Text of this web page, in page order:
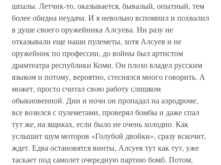
шпалы. Летчик-то, оказывается, бывалый, опытный, тем
более обидна неудача. И я невольно вспомнил и похвалил
в душе своего оружейника Алсуева. Ни разу не
отказывали еще наши пулеметы, хотя Алсуев и не
оружейник по профессии, до войны был артистом
драмтеатра республики Коми. Он плохо владел русским
языком и потому, вероятно, стеснялся много говорить. А
может, просто считал свою работу слишком
обыкновенной. Дни и ночи он пропадал на аэродроме,
все возился с пулеметами, проверял бомбы и даже спал
тут же, на ящиках, если было не очень холодно. Как
услышит шум моторов «Голубой двойки», сразу вскочит,
ждет. Едва остановятся винты, Алсуев тут как тут, уже
таскает под самолет очередную партию бомб. Потом,